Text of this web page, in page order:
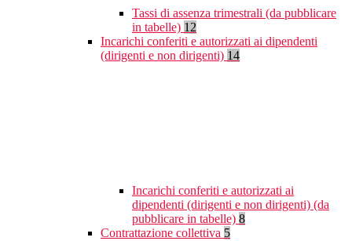
Tassi di assenza trimestrali (da pubblicare
in tabelle) 12
Incarichi conferiti e autorizzati ai dipendenti
(dirigenti e non dirigenti) 14
Incarichi conferiti e autorizzati ai
dipendenti (dirigenti e non dirigenti) (da
pubblicare in tabelle) 8
Contrattazione collettiva 5